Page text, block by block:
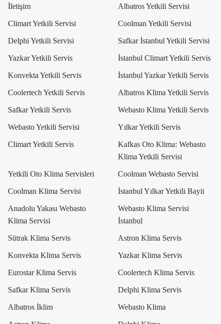
İletişim Albatros Yetkili Servisi
Climart Yetkili Servisi Coolman Yetkili Servisi
Delphi Yetkili Servisi Safkar İstanbul Yetkili Servisi
Yazkar Yetkili Servis İstanbul Climart Yetkili Servis
Konvekta Yetkili Servis İstanbul Yazkar Yetkili Servis
Coolertech Yetkili Servis Albatros Klima Yetkili Servis
Safkar Yetkili Servis Webasto Klima Yetkili Servis
Webasto Yetkili Servisi Yılkar Yetkili Servis
Climart Yetkili Servis
Kafkas Oto Klima: Webasto
Klima Yetkili Servisi
Yetkili Oto Klima Servisleri Coolman Webasto Servisi
Coolman Klima Servisi İstanbul Yılkar Yetkili Bayii
Anadolu Yakası Webasto
Klima Servisi
Webasto Klima Servisi
İstanbul
Sütrak Klima Servis Astron Klima Servis
Konvekta Klima Servis Yazkar Klima Servis
Eurostar Klima Servis Coolertech Klima Servis
Safkar Klima Servis Delphi Klima Servis
Albatros İklim Webasto Klima